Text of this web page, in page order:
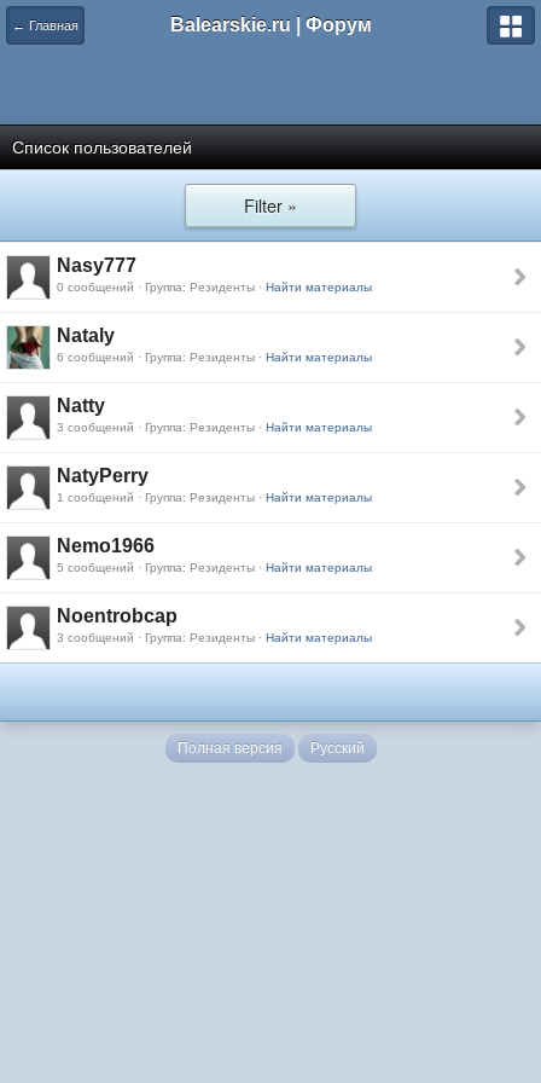
← Главная Balearskie.ru | Форум
Список пользователей
Filter »
Nasy777
0 сообщений · Группа: Резиденты · Найти материалы
Nataly
6 сообщений · Группа: Резиденты · Найти материалы
Natty
3 сообщений · Группа: Резиденты · Найти материалы
NatyPerry
1 сообщений · Группа: Резиденты · Найти материалы
Nemo1966
5 сообщений · Группа: Резиденты · Найти материалы
Noentrobcap
3 сообщений · Группа: Резиденты · Найти материалы
Полная версия Русский